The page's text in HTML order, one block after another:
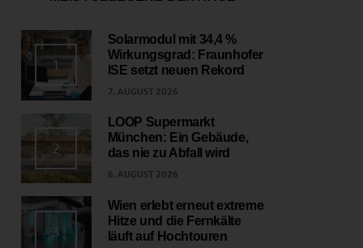
1
Solarmodul mit 34,4 %
Wirkungsgrad: Fraunhofer
ISE setzt neuen Rekord
7. AUGUST 2026
2
LOOP Supermarkt
München: Ein Gebäude,
das nie zu Abfall wird
6. AUGUST 2026
3
Wien erlebt erneut extreme
Hitze und die Fernkälte
läuft auf Hochtouren